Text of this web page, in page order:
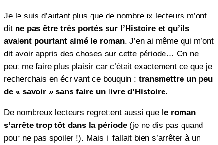
Je le suis d’autant plus que de nombreux lecteurs m’ont
dit ne pas être très portés sur l’Histoire et qu’ils
avaient pourtant aimé le roman. J’en ai même qui m’ont
dit avoir appris des choses sur cette période… On ne
peut me faire plus plaisir car c’était exactement ce que je
recherchais en écrivant ce bouquin : transmettre un peu
de « savoir » sans faire un livre d’Histoire.
De nombreux lecteurs regrettent aussi que le roman
s’arrête trop tôt dans la période (je ne dis pas quand
pour ne pas spoiler !). Mais il fallait bien s’arrêter à un